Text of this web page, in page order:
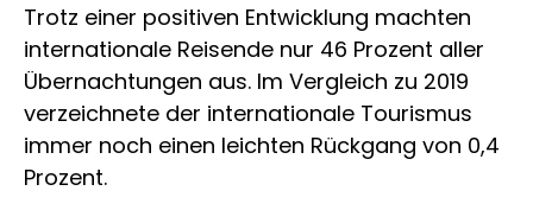
Trotz einer positiven Entwicklung machten
internationale Reisende nur 46 Prozent aller
Übernachtungen aus. Im Vergleich zu 2019
verzeichnete der internationale Tourismus
immer noch einen leichten Rückgang von 0,4
Prozent.